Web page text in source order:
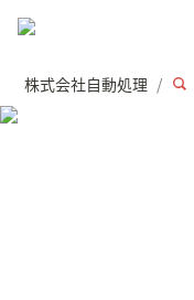
株式会社自動処理 /